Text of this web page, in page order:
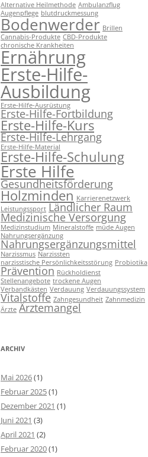
Alternative Heilmethode Ambulanzflug
Augenpflege blutdruckmessung
Bodenwerder Brillen
Cannabis-Produkte CBD-Produkte
chronische Krankheiten
Ernährung
Erste-Hilfe-
Ausbildung
Erste-Hilfe-Ausrüstung
Erste-Hilfe-Fortbildung
Erste-Hilfe-Kurs
Erste-Hilfe-Lehrgang
Erste-Hilfe-Material
Erste-Hilfe-Schulung
Erste Hilfe
Gesundheitsförderung
Holzminden Karrierenetzwerk
Leistungssport Ländlicher Raum
Medizinische Versorgung
Medizinstudium Mineralstoffe müde Augen
Nahrungsergänzung
Nahrungsergänzungsmittel
Narzissmus Narzissten
narzisstische Persönlichkeitsstörung Probiotika
Prävention Rückholdienst
Stellenangebote trockene Augen
Verbandkästen Verdauung Verdauungssystem
Vitalstoffe Zahngesundheit Zahnmedizin
Ärzte Ärztemangel
ARCHIV
Mai 2026(1)
Februar 2025(1)
Dezember 2021 (1)
Juni 2021 (3)
April 2021 (2)
Februar 2020(1)